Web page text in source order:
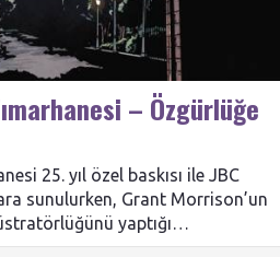
– Özgürlüğe
25. yıl özel baskısı ile JBC
sunulurken, Grant Morrison’un
yaptığı…